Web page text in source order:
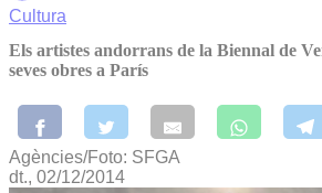
Cultura
Els artistes andorrans de la Biennal de
seves obres a París
Agències/Foto: SFGA
dt., 02/12/2014